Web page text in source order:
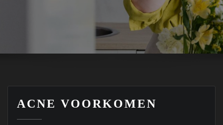
ACNE VOORKOMEN